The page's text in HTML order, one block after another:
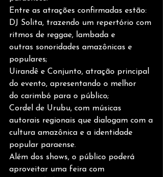
Entre as atrações confirmadas estão:
DJ Solita, trazendo um repertório com
ritmos de reggae, lambada e
outras sonoridades amazônicas e
populares;
Uirandê e Conjunto, atração principal
do evento, apresentando o melhor
do carimbó para o público;
Cordel de Urubu, com músicas
autorais regionais que dialogam com a
cultura amazônica e a identidade
popular paraense.
Além dos shows, o público poderá
aproveitar uma feira com